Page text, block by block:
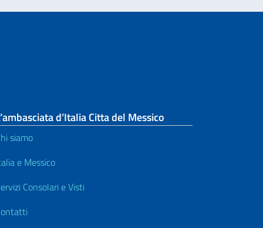
d’Italia Citta del Messico
siamo
e Messico
Consolari e Visti